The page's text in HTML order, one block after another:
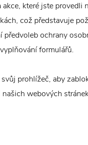
akce, které jste provedli
což představuje
předvoleb ochrany
formulářů.
prohlížeč, aby
našich webových